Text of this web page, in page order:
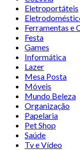
Eletroportáteis
Ferramentas e
Festa
Games
Informática
Lazer
Mesa Posta
Móveis
Mundo Beleza
Organização
Papelaria
Pet Shop
Saúde
Tv e Vídeo